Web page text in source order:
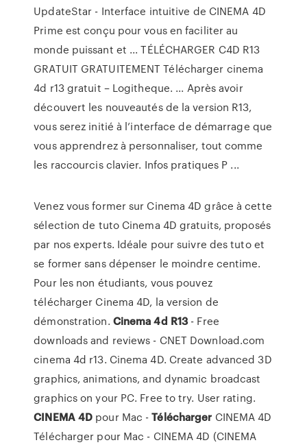
UpdateStar - Interface intuitive de CINEMA 4D
Prime est conçu pour vous en faciliter au
monde puissant et ... TÉLÉCHARGER C4D R13
GRATUIT GRATUITEMENT Télécharger cinema
4d r13 gratuit – Logitheque. ... Après avoir
découvert les nouveautés de la version R13,
vous serez initié à l’interface de démarrage que
vous apprendrez à personnaliser, tout comme
les raccourcis clavier. Infos pratiques P ...
Venez vous former sur Cinema 4D grâce à cette
sélection de tuto Cinema 4D gratuits, proposés
par nos experts. Idéale pour suivre des tuto et
se former sans dépenser le moindre centime.
Pour les non étudiants, vous pouvez
télécharger Cinema 4D, la version de
démonstration. Cinema 4d R13- Free
downloads and reviews - CNET Download.com
cinema 4d r13. Cinema 4D. Create advanced 3D
graphics, animations, and dynamic broadcast
graphics on your PC. Free to try. User rating.
CINEMA4D pour Mac -Télécharger CINEMA 4D
Télécharger pour Mac - CINEMA 4D (CINEMA